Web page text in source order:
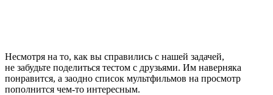
Несмотря на то, как вы справились с нашей задачей,
не забудьте поделиться тестом с друзьями. Им наверняка
понравится, а заодно список мультфильмов на просмотр
пополнится чем-то интересным.